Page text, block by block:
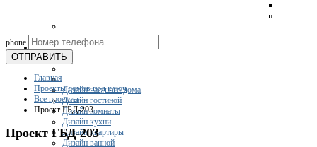
Дизайн
Дизайн частного дома
Дизайн гостиной
Дизайн комнаты
Дизайн кухни
Дизайн квартиры
Дизайн ванной
phone
ОТПРАВИТЬ
Главная
Проекты домов под ключ
Все проекты
Проект ГБД-203
Проект ГБД-203